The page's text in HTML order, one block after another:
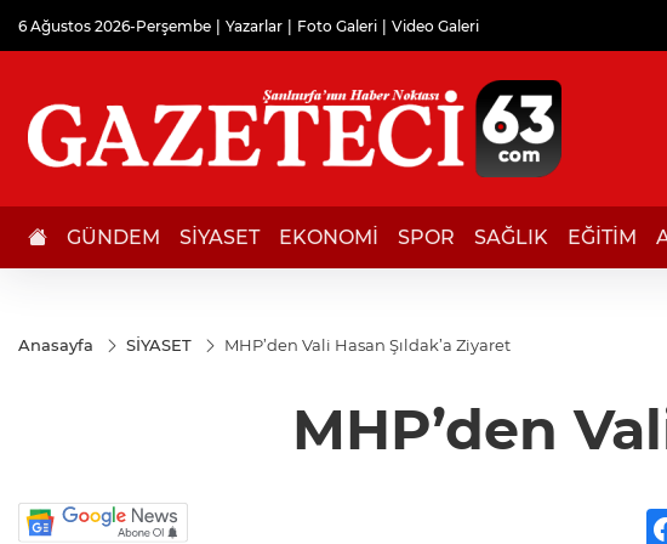
6 Ağustos 2026-Perşembe Yazarlar Foto Galeri Video Galeri
GÜNDEM SİYASET EKONOMİ SPOR SAĞLIK EĞİTİM
Anasayfa SİYASET MHP’den Vali Hasan Şıldak’a Ziyaret
MHP’den